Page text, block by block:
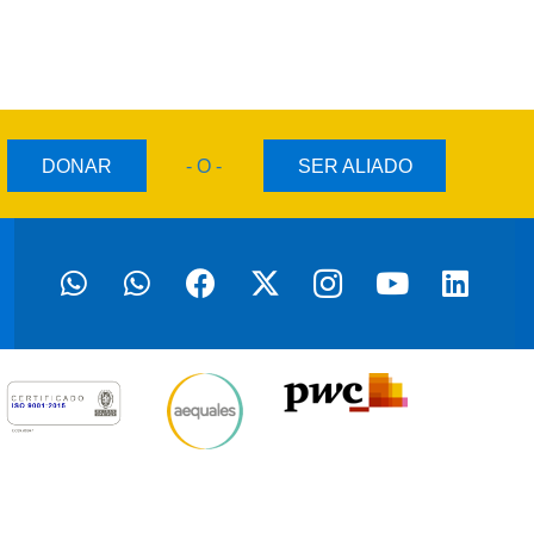
DONAR - O - SER ALIADO